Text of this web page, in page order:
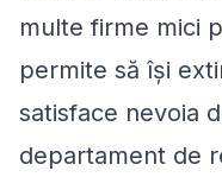
multe firme mici
permite să își
satisface nevoia
departament de